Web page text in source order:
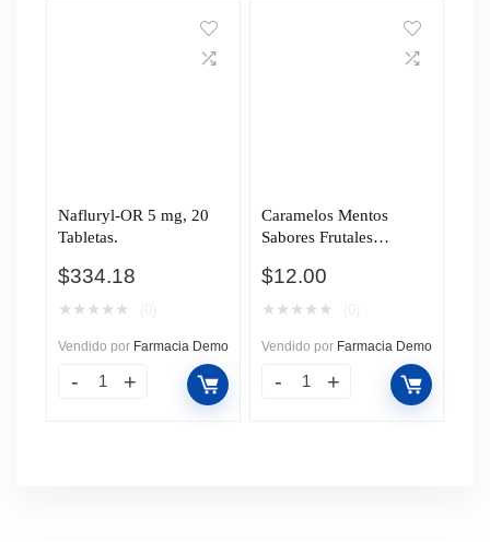
Nafluryl-OR 5 mg, 20
Tabletas.
$334.18
★ ★ ★ ★ ★
Vendido por Farmacia Demo
Caramelos Mentos
Sabores Frutales
$12.00
★ ★ ★ ★ ★
Vendido por Farmacia Demo